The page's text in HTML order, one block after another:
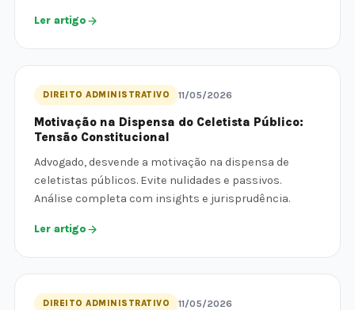
Ler artigo
DIREITO ADMINISTRATIVO 11/05/2026
Motivação na Dispensa do Celetista Público:
Tensão Constitucional
Advogado, desvende a motivação na dispensa de
celetistas públicos. Evite nulidades e passivos.
Análise completa com insights e jurisprudência.
Ler artigo
DIREITO ADMINISTRATIVO 11/05/2026